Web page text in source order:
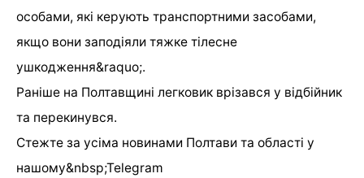
особами, які керують транспортними засобами,
якщо вони заподіяли тяжке тілесне
ушкодження&raquo;.
Раніше на Полтавщині легковик врізався у відбійник
та перекинувся.
Стежте за усіма новинами Полтави та області у
нашому&nbsp;Telegram